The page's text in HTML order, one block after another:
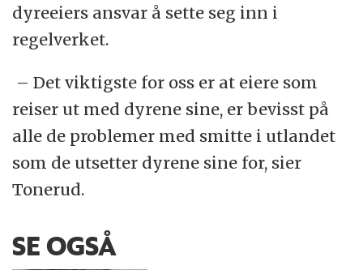
dyreeiers ansvar å sette seg inn i
regelverket.
– Det viktigste for oss er at eiere som
reiser ut med dyrene sine, er bevisst på
alle de problemer med smitte i utlandet
som de utsetter dyrene sine for, sier
Tonerud.
SE OGSÅ